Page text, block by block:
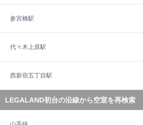
参宮橋駅
代々木上原駅
西新宿五丁目駅
LEGALAND初台の沿線から空室を再検索